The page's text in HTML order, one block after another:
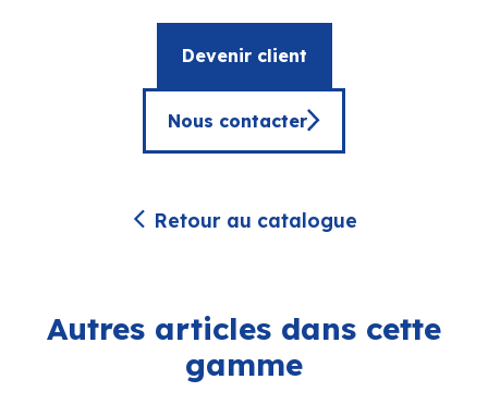
Devenir client
Nous contacter
Retour au catalogue
Autres articles dans cette
gamme